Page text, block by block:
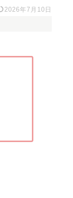
2026年7月10日